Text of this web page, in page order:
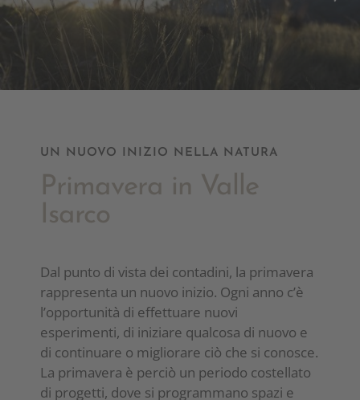
UN NUOVO INIZIO NELLA NATURA
Primavera in Valle
Isarco
Dal punto di vista dei contadini, la primavera
rappresenta un nuovo inizio. Ogni anno c’è
l’opportunità di effettuare nuovi
esperimenti, di iniziare qualcosa di nuovo e
di continuare o migliorare ciò che si conosce.
La primavera è perciò un periodo costellato
di progetti, dove si programmano spazi e